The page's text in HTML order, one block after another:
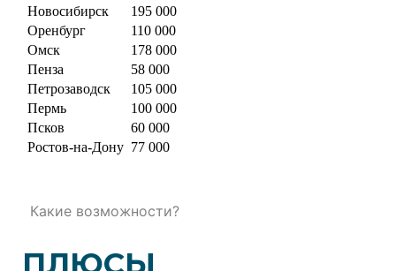
Новосибирск
195 000
Оренбург
110 000
Омск
178 000
Пенза
58 000
Петрозаводск
105 000
Пермь
100 000
Псков
60 000
Ростов-на-Дону 77 000
Какие возможности?